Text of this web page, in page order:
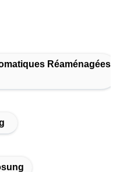
Réaménagées